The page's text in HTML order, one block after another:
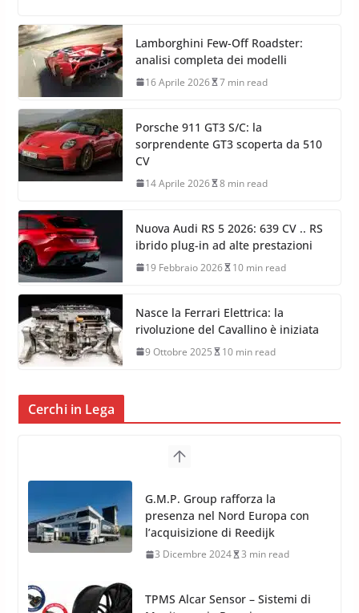
Lamborghini Few-Off Roadster:
analisi completa dei modelli
16 Aprile 2026 7 min read
Porsche 911 GT3 S/C: la
sorprendente GT3 scoperta da 510
CV
14 Aprile 2026 8 min read
Nuova Audi RS 5 2026: 639 CV .. RS
ibrido plug-in ad alte prestazioni
19 Febbraio 2026 10 min read
Nasce la Ferrari Elettrica: la
rivoluzione del Cavallino è iniziata
9 Ottobre 2025 10 min read
Cerchi in Lega
G.M.P. Group rafforza la
l’acquisizione di Reedijk
TPMS Alcar Sensor – Sistemi di
Monitoraggio Pressione
Pneumatici